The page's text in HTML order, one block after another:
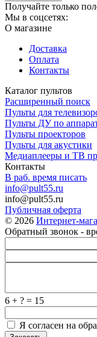
Получайте только
Мы в соцсетях:
О магазине
Доставка
Оплата
Контакты
Каталог пультов
Расширенный поиск
Пульты для
Пульты ДУ по
Пульты проекторов
Пульты для акустики
Медиаплееры и ТВ
Контакты
В раб. время писать
info@pult55.ru
info@pult55.ru
Публичная оферта
© 2026 Интернет-
Обратный звонок -
6 + ? = 15
Я согласен на